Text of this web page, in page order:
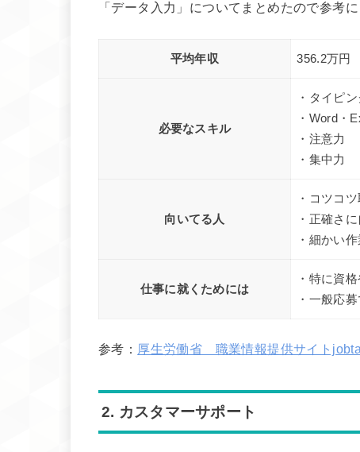
「データ入力」についてまとめたので参考
平均年収 356.2万円
必要なスキル
・タイピ
・Word・
・注意力
・集中力
向いてる人
・コツコ
・正確さ
・細かい
仕事に就くためには
・特に資
・一般応
参考： 厚生労働省 職業情報提供サイト
2. カスタマーサポート